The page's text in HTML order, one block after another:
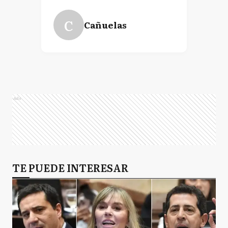
C Cañuelas
Ads
TE PUEDE INTERESAR